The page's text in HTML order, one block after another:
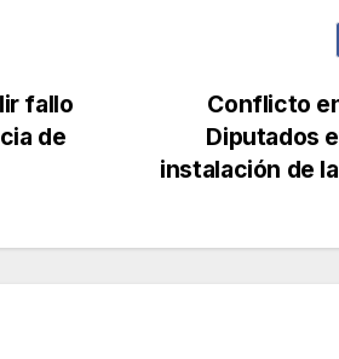
Conflicto
Diputados
instalación de
fallo
de